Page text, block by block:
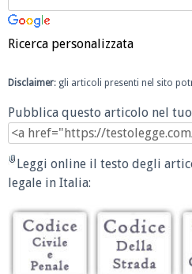
Ricerca personalizzata
Disclaimer: gli articoli presenti nel sito
Pubblica questo articolo nel
Leggi online il testo degli
legale in Italia: